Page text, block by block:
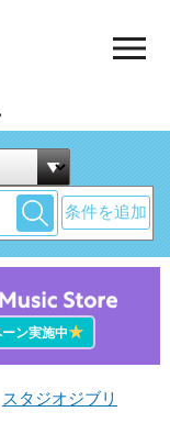
条件を追加
ン実施中★
スタジオジブリ